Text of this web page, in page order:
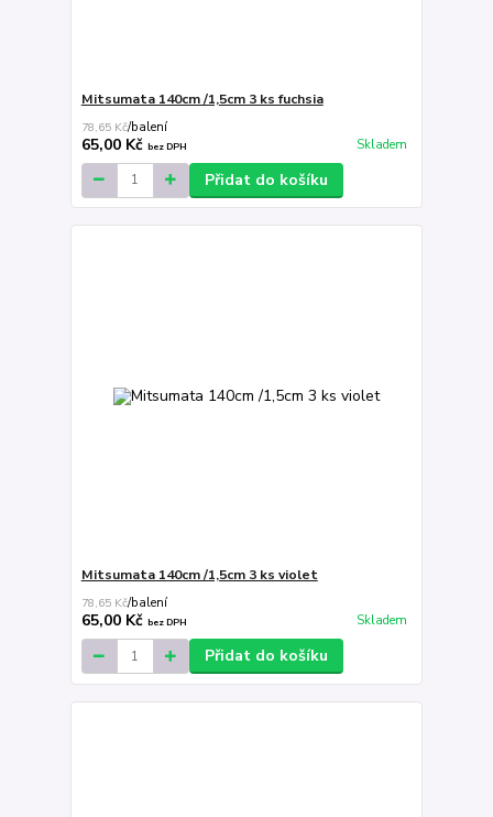
Mitsumata 140cm /1,5cm 3 ks fuchsia
78,65 Kč/balení
65,00 Kč bez DPH Skladem
Přidat do košíku
Mitsumata 140cm /1,5cm 3 ks violet
78,65 Kč/balení
65,00 Kč bez DPH Skladem
Přidat do košíku